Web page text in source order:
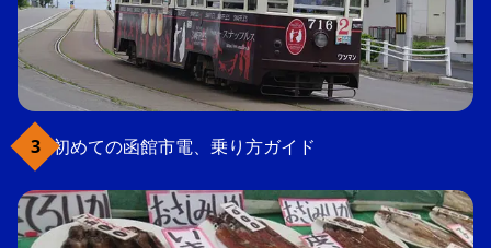
初めての函館市電、乗り方ガイド